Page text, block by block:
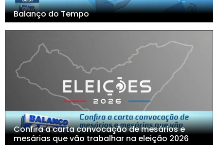
Balanço do Tempo
Confira a carta convocação de mesários e
mesárias que vão trabalhar na eleição 2026